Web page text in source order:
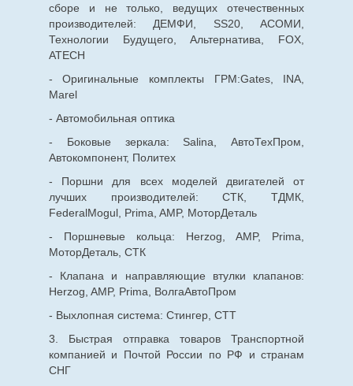
сборе и не только, ведущих отечественных
производителей: ДЕМФИ, SS20, АСОМИ,
Технологии Будущего, Альтернатива, FOX,
ATECH
- Оригинальные комплекты ГРМ:Gates, INA,
Marel
- Автомобильная оптика
- Боковые зеркала: Salina, АвтоТехПром,
Автокомпонент, Политех
- Поршни для всех моделей двигателей от
лучших производителей: СТК, ТДМК,
FederalMogul, Prima, AMP, МоторДеталь
- Поршневые кольца: Herzog, AMP, Prima,
МоторДеталь, СТК
- Клапана и направляющие втулки клапанов:
Herzog, AMP, Prima, ВолгаАвтоПром
- Выхлопная система: Стингер, СТТ
3. Быстрая отправка товаров Транспортной
компанией и Почтой России по РФ и странам
СНГ